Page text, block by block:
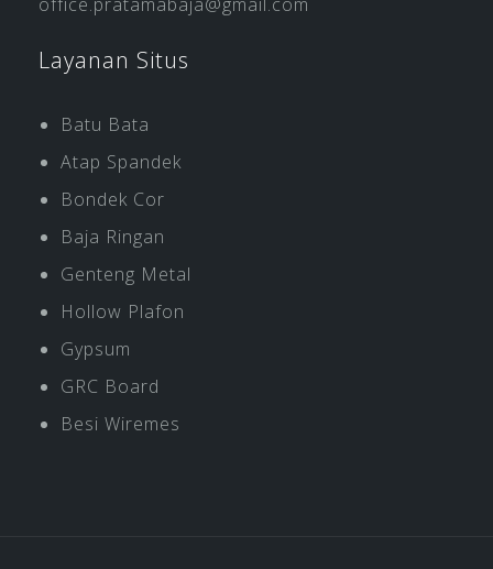
Layanan Situs
Batu Bata
Atap Spandek
Bondek Cor
Baja Ringan
Genteng Metal
Hollow Plafon
Gypsum
GRC Board
Besi Wiremes